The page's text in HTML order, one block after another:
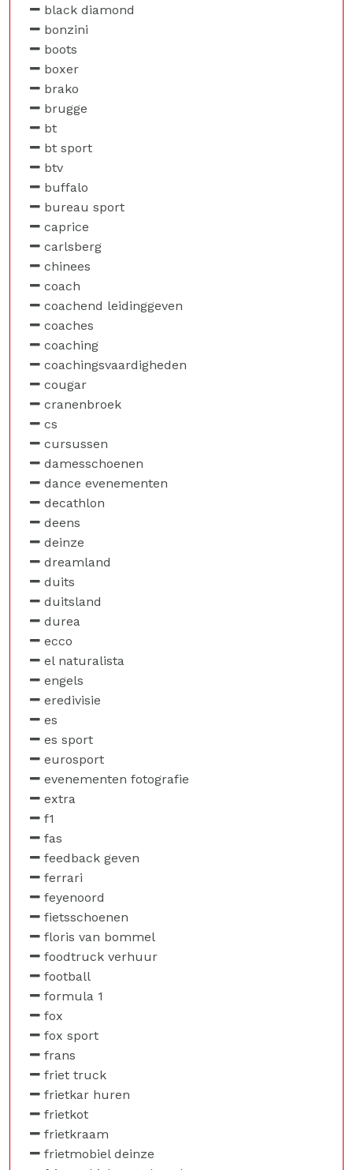
black diamond
bonzini
boots
boxer
brako
brugge
bt
bt sport
btv
buffalo
bureau sport
caprice
carlsberg
chinees
coach
coachend leidinggeven
coaches
coaching
coachingsvaardigheden
cougar
cranenbroek
cs
cursussen
damesschoenen
dance evenementen
decathlon
deens
deinze
dreamland
duits
duitsland
durea
ecco
el naturalista
engels
eredivisie
es
es sport
eurosport
evenementen fotografie
extra
f1
fas
feedback geven
ferrari
feyenoord
fietsschoenen
floris van bommel
foodtruck verhuur
football
formula 1
fox
fox sport
frans
friet truck
frietkar huren
frietkot
frietkraam
frietmobiel deinze